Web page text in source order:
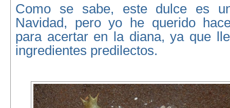
Como se sabe, este dulce es
Navidad, pero yo he querido
para acertar en la diana, ya que
ingredientes predilectos.